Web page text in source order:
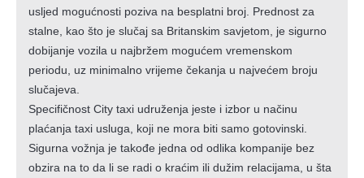
usljed mogućnosti poziva na besplatni broj. Prednost za
stalne, kao što je slučaj sa Britanskim savjetom, je sigurno
dobijanje vozila u najbržem mogućem vremenskom
periodu, uz minimalno vrijeme čekanja u najvećem broju
slučajeva.
Specifičnost City taxi udruženja jeste i izbor u načinu
plaćanja taxi usluga, koji ne mora biti samo gotovinski.
Sigurna vožnja je takođe jedna od odlika kompanije bez
obzira na to da li se radi o kraćim ili dužim relacijama, u šta